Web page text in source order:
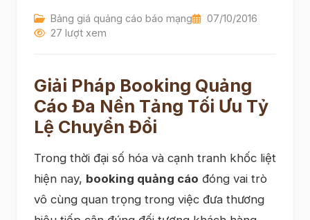
Bảng giá quảng cáo báo mạng
07/10/2016
27 lượt xem
Giải Pháp Booking Quảng
Cáo Đa Nền Tảng Tối Ưu Tỷ
Lệ Chuyển Đổi
Trong thời đại số hóa và cạnh tranh khốc liệt
hiện nay, booking quảng cáo đóng vai trò
vô cùng quan trọng trong việc đưa thương